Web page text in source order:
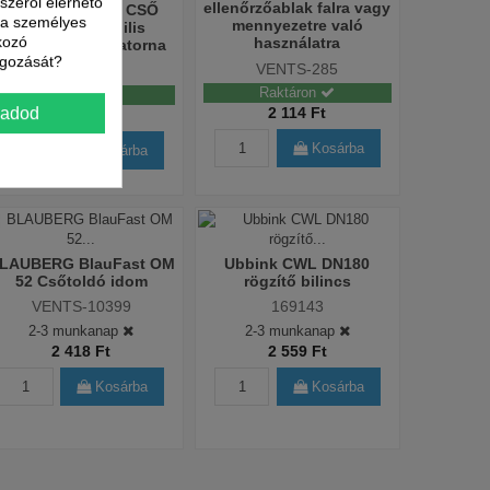
Vents ALUVENT CSŐ
125/1 M Flexibilis
légcsatorna
VENTS-69
Raktáron
Kosárba
ellenőrzőablak falra vagy
mennyezetre való
használatra
VENTS-285
Raktáron
2 114 Ft
Kosárba
BlauFast OM
52 Csőtoldó idom
VENTS-10399
2-3 munkanap
2 418 Ft
Kosárba
Ubbink CWL DN180
rögzítő bilincs
169143
2-3 munkanap
2 559 Ft
Kosárba
személyes